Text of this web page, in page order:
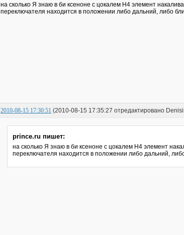
на сколько Я знаю в би ксеноне с цокалем H4 элемент
переключателя находится в положении либо дальний, либо
2010-08-15 17:30:51 (2010-08-15 17:35:27 отредактировано
prince.ru пишет:
на сколько Я знаю в би ксеноне с цокалем H4 элемент
переключателя находится в положении либо дальний,